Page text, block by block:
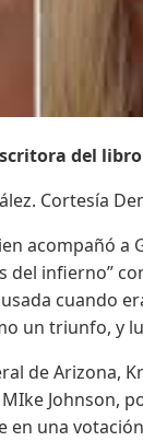
del
Cortesía
acompañó
infierno”
cuando
un triunfo, y
de Arizona,
Johnson,
una